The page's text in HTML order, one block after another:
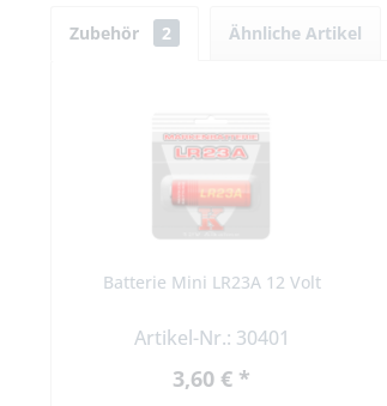
Zubehör 2 Ähnliche Artikel
Batterie Mini LR23A 12 Volt
Artikel-Nr.: 30401
3,60 € *